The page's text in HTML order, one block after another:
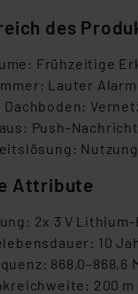
des
Frühzeitige
Lauter
Dachboden:
Push-
Attribute
2x 3 V
10
868,0–868,6
200 m